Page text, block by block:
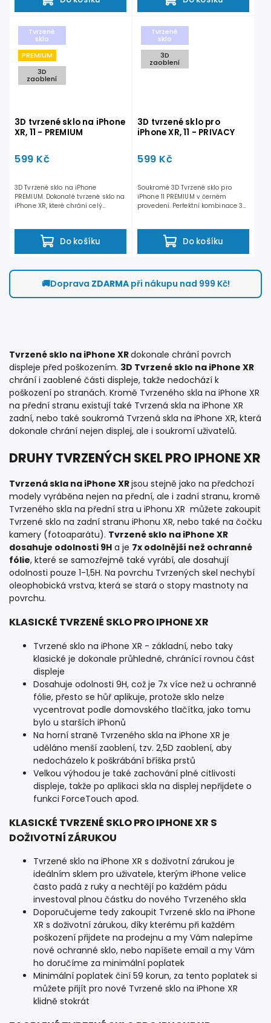
Tvrzené
sklo
PREMIUM
3D
zaoblení
3D tvrzené sklo na iPhone
XR, 11 - PREMIUM
599 Kč
Do košíku
3D Tvrzené sklo na iPhone
PREMIUM. Dokonalé tvrzené sklo na
iPhone XR, které chrání celý
Tvrzené
sklo
3D
zaoblení
3D tvrzené sklo pro
iPhone XR, 11 - PRIVACY
599 Kč
Do košíku
Soukromé 3D Tvrzené sklo pro
iPhone 11 PREMIUM v černém
provedení. Perfektní kombinace 3D
🚚Doprava ZDARMApři nákupu nad 999 Kč!
Tvrzené sklo na iPhone XRdokonale chrání povrch
displeje před poškozením. 3D Tvrzené sklo na iPhone XR
chrání i zaoblené části displeje, takže nedochází k
poškození po stranách. Kromě Tvrzeného skla na iPhone XR
na přední stranu existují také Tvrzená skla na iPhone XR
zadní, nebo také soukromá Tvrzená skla na iPhone XR, která
dokonale chrání nejen displej, ale i soukromí uživatelů.
DRUHY TVRZENÝCH SKEL PRO IPHONE XR
Tvrzená skla na iPhone XRjsou stejně jako na předchozí
modely vyráběna nejen na přední, ale i zadní stranu, kromě
Tvrzeného skla na přední stra u iPhonu XR můžete zakoupit
Tvrzené sklo na zadní stranu iPhonu XR, nebo také na čočku
kamery (fotoaparátu). Tvrzené sklo na iPhone XR
dosahuje odolnosti 9H a je 7x odolnější než ochranné
fólie, které se samozřejmě také vyrábí, ale dosahují
odolnosti pouze 1-1,5H. Na povrchu Tvrzených skel nechybí
oleophobická vrstva, která se stará o stopy mastnoty na
povrchu.
KLASICKÉ TVRZENÉ SKLO PRO IPHONE XR
Tvrzené sklo na iPhone XR - základní, nebo taky
klasické je dokonale průhledné, chránící rovnou část
displeje
Dosahuje odolnosti 9H, což je 7x více než u ochranné
fólie, přesto se hůř aplikuje, protože sklo nelze
vycentrovat podle domovského tlačítka, jako tomu
bylo u starších iPhonů
Na horní straně Tvrzeného skla na iPhone XR je
uděláno menší zaoblení, tzv. 2,5D zaoblení, aby
nedocházelo k poškrábání bříška prstů
Velkou výhodou je také zachování plné citlivosti
displeje, takže po aplikaci skla na displej nepřijdete o
funkci ForceTouch apod.
KLASICKÉ TVRZENÉ SKLO PRO IPHONE XR S
DOŽIVOTNÍ ZÁRUKOU
Tvrzené sklo na iPhone XR s doživotní zárukou je
ideálním sklem pro uživatele, kterým iPhone velice
často padá z ruky a nechtějí po každém pádu
investoval plnou částku do nového Tvrzeného skla
Doporučujeme tedy zakoupit Tvrzené sklo na iPhone
XR s doživotní zárukou, díky kterému při každém
poškození přijdete na prodejnu a my Vám nalepíme
nové ochranné sklo, nebo napíšete email a my Vám
ho doručíme za minimální poplatek
Minimální poplatek činí 59 korun, za tento poplatek si
můžete přijít pro nové Tvrzené sklo na iPhone XR
klidně stokrát